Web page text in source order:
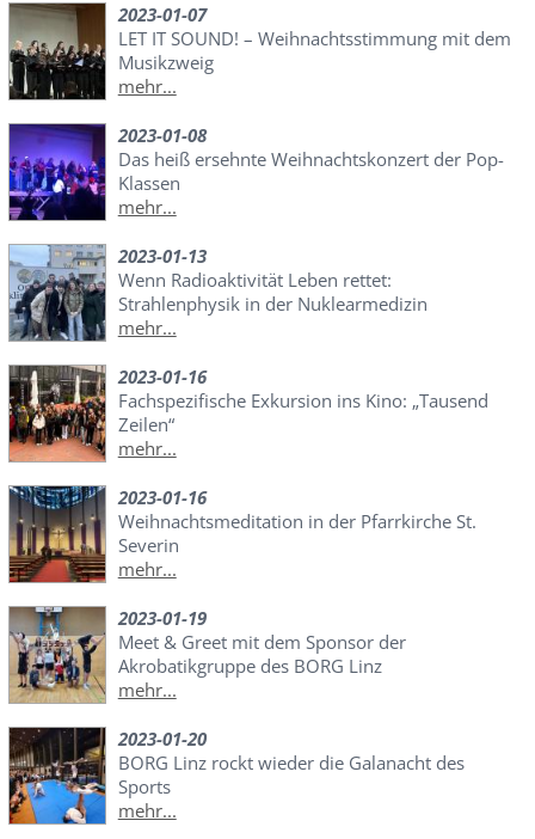
2023-01-07
LET IT SOUND! – Weihnachtsstimmung mit dem
Musikzweig
mehr...
2023-01-08
Das heiß ersehnte Weihnachtskonzert der Pop-
Klassen
mehr...
2023-01-13
Wenn Radioaktivität Leben rettet:
Strahlenphysik in der Nuklearmedizin
mehr...
2023-01-16
Fachspezifische Exkursion ins Kino: „Tausend
Zeilen“
mehr...
2023-01-16
Weihnachtsmeditation in der Pfarrkirche St.
Severin
mehr...
2023-01-19
Meet & Greet mit dem Sponsor der
Akrobatikgruppe des BORG Linz
mehr...
2023-01-20
BORG Linz rockt wieder die Galanacht des
Sports
mehr...